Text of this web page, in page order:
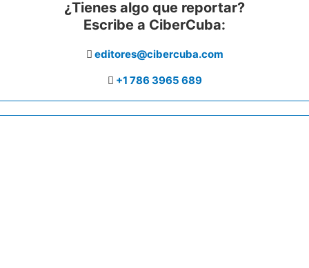
¿Tienes algo que reportar?
Escribe a CiberCuba:
editores@cibercuba.com
+1 786 3965 689